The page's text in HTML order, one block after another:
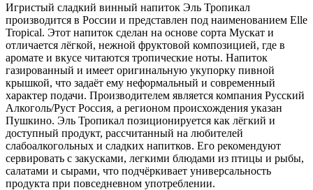
Игристый сладкий винный напиток Эль Тропикал
производится в России и представлен под наименованием Elle
Tropical. Этот напиток сделан на основе сорта Мускат и
отличается лёгкой, нежной фруктовой композицией, где в
аромате и вкусе читаются тропические ноты. Напиток
газированный и имеет оригинальную укупорку пивной
крышкой, что задаёт ему неформальный и современный
характер подачи. Производителем является компания Русский
Алкоголь/Руст Россия, а регионом происхождения указан
Пушкино. Эль Тропикал позиционируется как лёгкий и
доступный продукт, рассчитанный на любителей
слабоалкогольных и сладких напитков. Его рекомендуют
сервировать с закусками, легкими блюдами из птицы и рыбы,
салатами и сырами, что подчёркивает универсальность
продукта при повседневном употреблении.